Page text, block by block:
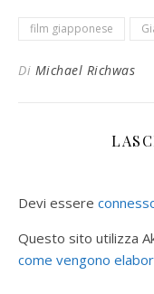
film giapponese
Di Michael Richwas
Devi essere
Questo sito utilizza
come vengono